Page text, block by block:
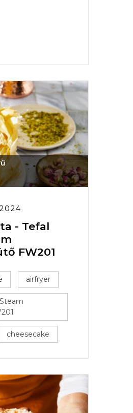
- Tefal
FW201
airfryer
cheesecake